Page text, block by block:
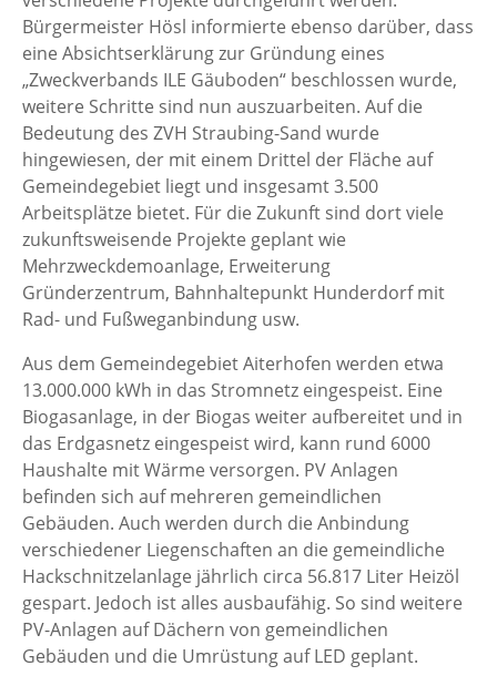
Bürgermeister Hösl informierte ebenso darüber, dass
eine Absichtserklärung zur Gründung eines
„Zweckverbands ILE Gäuboden“ beschlossen wurde,
weitere Schritte sind nun auszuarbeiten. Auf die
Bedeutung des ZVH Straubing-Sand wurde
hingewiesen, der mit einem Drittel der Fläche auf
Gemeindegebiet liegt und insgesamt 3.500
Arbeitsplätze bietet. Für die Zukunft sind dort viele
zukunftsweisende Projekte geplant wie
Mehrzweckdemoanlage, Erweiterung
Gründerzentrum, Bahnhaltepunkt Hunderdorf mit
Rad- und Fußweganbindung usw.
Aus dem Gemeindegebiet Aiterhofen werden etwa
13.000.000 kWh in das Stromnetz eingespeist. Eine
Biogasanlage, in der Biogas weiter aufbereitet und in
das Erdgasnetz eingespeist wird, kann rund 6000
Haushalte mit Wärme versorgen. PV Anlagen
befinden sich auf mehreren gemeindlichen
Gebäuden. Auch werden durch die Anbindung
verschiedener Liegenschaften an die gemeindliche
Hackschnitzelanlage jährlich circa 56.817 Liter Heizöl
gespart. Jedoch ist alles ausbaufähig. So sind weitere
PV-Anlagen auf Dächern von gemeindlichen
Gebäuden und die Umrüstung auf LED geplant.